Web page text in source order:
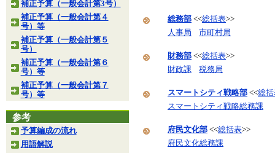
補正予算（一般会計第3号）
補正予算（一般会計第４
号）等
補正予算（一般会計第５
号）
補正予算（一般会計第６
号）等
補正予算（一般会計第７
号）等
参考
予算編成の流れ
用語解説
総務部 <<総括表>>
人事局
市町村局
財務部 <<総括表>>
財政課
税務局
スマートシティ戦略部 <<総
スマートシティ戦略総務課
府民文化部 <<総括表>>
府民文化総務課